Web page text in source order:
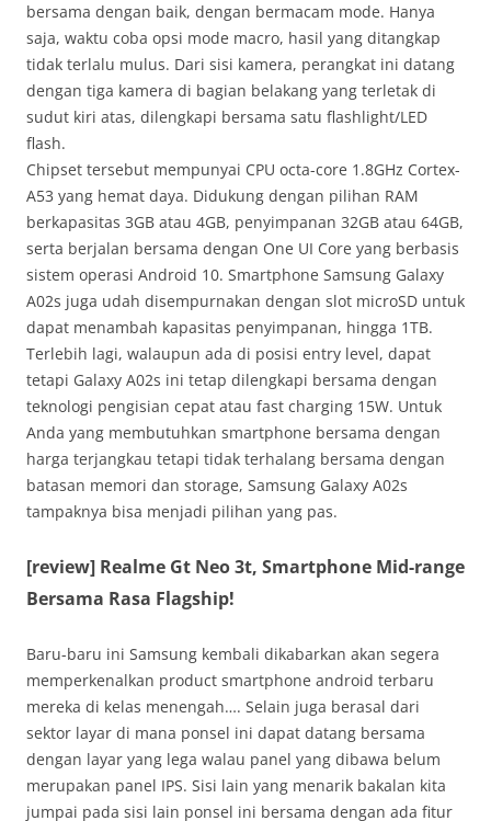
bersama dengan baik, dengan bermacam mode. Hanya
saja, waktu coba opsi mode macro, hasil yang ditangkap
tidak terlalu mulus. Dari sisi kamera, perangkat ini datang
dengan tiga kamera di bagian belakang yang terletak di
sudut kiri atas, dilengkapi bersama satu flashlight/LED
flash.
Chipset tersebut mempunyai CPU octa-core 1.8GHz Cortex-
A53 yang hemat daya. Didukung dengan pilihan RAM
berkapasitas 3GB atau 4GB, penyimpanan 32GB atau 64GB,
serta berjalan bersama dengan One UI Core yang berbasis
sistem operasi Android 10. Smartphone Samsung Galaxy
A02s juga udah disempurnakan dengan slot microSD untuk
dapat menambah kapasitas penyimpanan, hingga 1TB.
Terlebih lagi, walaupun ada di posisi entry level, dapat
tetapi Galaxy A02s ini tetap dilengkapi bersama dengan
teknologi pengisian cepat atau fast charging 15W. Untuk
Anda yang membutuhkan smartphone bersama dengan
harga terjangkau tetapi tidak terhalang bersama dengan
batasan memori dan storage, Samsung Galaxy A02s
tampaknya bisa menjadi pilihan yang pas.
[review] Realme Gt Neo 3t, Smartphone Mid-range
Bersama Rasa Flagship!
Baru-baru ini Samsung kembali dikabarkan akan segera
memperkenalkan product smartphone android terbaru
mereka di kelas menengah…. Selain juga berasal dari
sektor layar di mana ponsel ini dapat datang bersama
dengan layar yang lega walau panel yang dibawa belum
merupakan panel IPS. Sisi lain yang menarik bakalan kita
jumpai pada sisi lain ponsel ini bersama dengan ada fitur